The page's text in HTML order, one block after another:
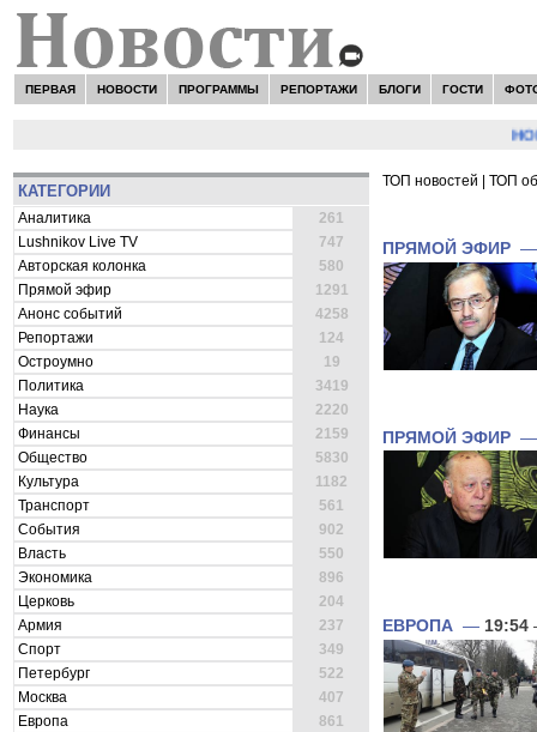
ПЕРВАЯ НОВОСТИ ПРОГРАММЫ РЕПОРТАЖИ БЛОГИ ГОСТИ
КАТЕГОРИИ
Аналитика
261
Lushnikov Live TV
747
Авторская колонка
580
Прямой эфир
1291
Анонс событий
4258
Репортажи
124
Остроумно
19
Политика
3419
Наука
2220
Финансы
2159
Общество
5830
Культура
1182
Транспорт
561
События
902
Власть
550
Экономика
896
Церковь
204
Армия
237
Спорт
349
Петербург
522
Москва
407
Европа
861
ТОП новостей ТОП
ПРЯМОЙ ЭФИР
ПРЯМОЙ ЭФИР
ЕВРОПА — 19:54